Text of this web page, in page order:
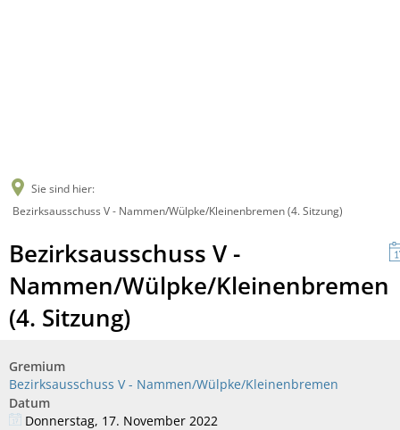
Sie sind hier:
Bezirksausschuss V - Nammen/Wülpke/Kleinenbremen (4. Sitzung)
Bezirksausschuss V -
Nammen/Wülpke/Kleinenbremen
(4. Sitzung)
Gremium
Bezirksausschuss V - Nammen/Wülpke/Kleinenbremen
Datum
Donnerstag, 17. November 2022